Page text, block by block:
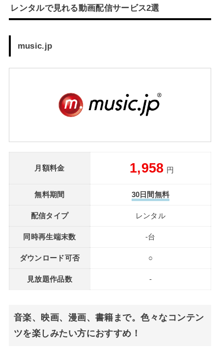
レンタルで見れる動画配信サービス2選
music.jp
月額料金 1,958 円
無料期間 30日間無料
配信タイプ レンタル
同時再生端末数 -台
ダウンロード可否 ○
見放題作品数 -
音楽、映画、漫画、書籍まで。色々なコンテン
ツを楽しみたい方におすすめ！